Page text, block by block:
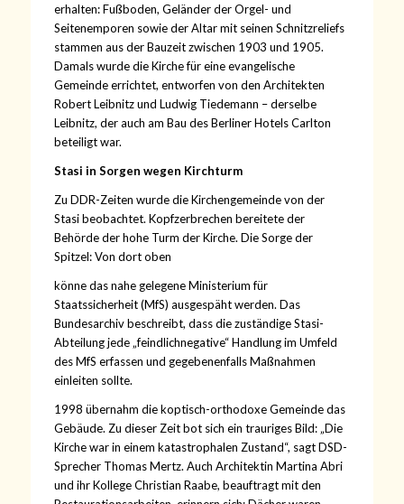
erhalten: Fußboden, Geländer der Orgel- und
Seitenemporen sowie der Altar mit seinen Schnitzreliefs
stammen aus der Bauzeit zwischen 1903 und 1905.
Damals wurde die Kirche für eine evangelische
Gemeinde errichtet, entworfen von den Architekten
Robert Leibnitz und Ludwig Tiedemann – derselbe
Leibnitz, der auch am Bau des Berliner Hotels Carlton
beteiligt war.
Stasi in Sorgen wegen Kirchturm
Zu DDR-Zeiten wurde die Kirchengemeinde von der
Stasi beobachtet. Kopfzerbrechen bereitete der
Behörde der hohe Turm der Kirche. Die Sorge der
Spitzel: Von dort oben
könne das nahe gelegeneMinisterium für
Staatssicherheit(MfS) ausgespäht werden. Das
Bundesarchiv beschreibt, dass die zuständige Stasi-
Abteilung jede „feindlichnegative“ Handlung im Umfeld
des MfS erfassen und gegebenenfalls Maßnahmen
einleiten sollte.
1998 übernahm die koptisch-orthodoxe Gemeinde das
Gebäude. Zu dieser Zeit bot sich ein trauriges Bild: „Die
Kirche war in einem katastrophalen Zustand“, sagt DSD-
Sprecher Thomas Mertz. Auch Architektin Martina Abri
und ihr Kollege Christian Raabe, beauftragt mit den